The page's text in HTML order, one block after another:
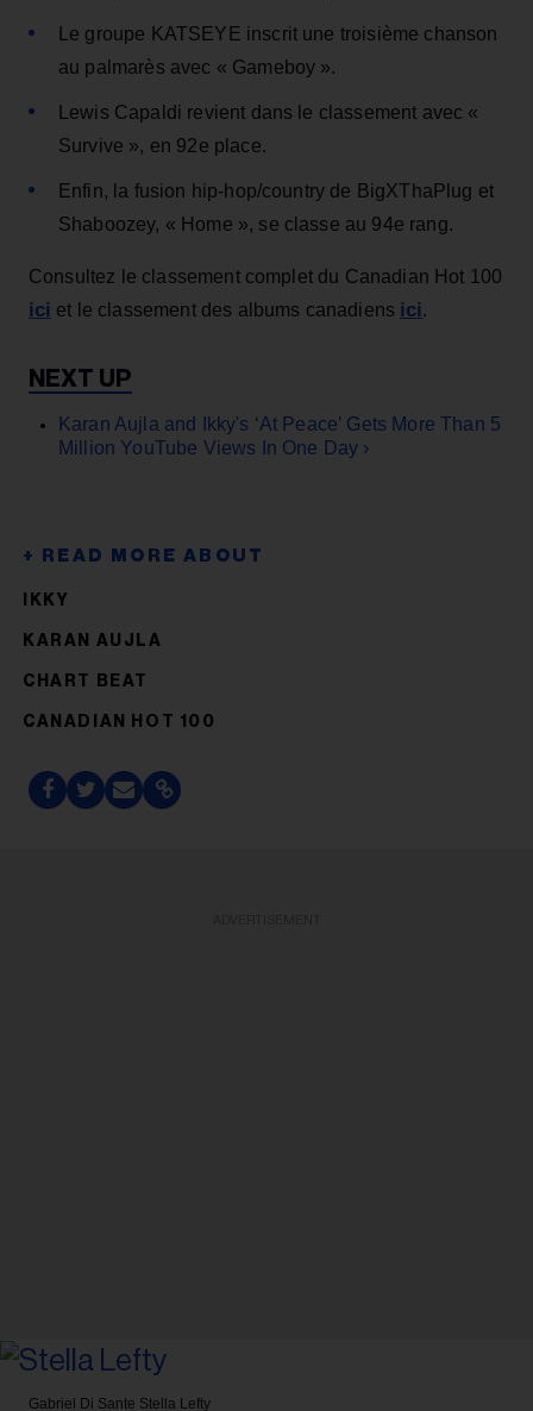
Le groupe KATSEYE inscrit une troisième chanson
au palmarès avec « Gameboy ».
Lewis Capaldi revient dans le classement avec «
Survive », en 92e place.
Enfin, la fusion hip-hop/country de BigXThaPlug et
Shaboozey, « Home », se classe au 94e rang.
Consultez le classement complet du Canadian Hot 100
ici et le classement des albums canadiens ici.
Karan Aujla and Ikky's ‘At Peace’ Gets More Than 5
Million YouTube Views In One Day ›
IKKY
KARAN AUJLA
CHART BEAT
CANADIAN HOT 100
Gabriel Di Sante Stella Lefty